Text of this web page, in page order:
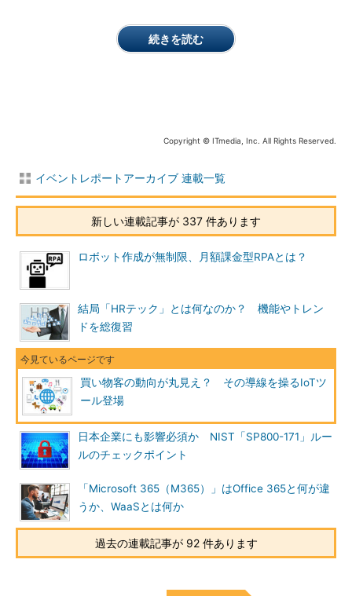
続きを読む
Copyright © ITmedia, Inc. All Rights Reserved.
イベントレポートアーカイブ 連載一覧
新しい連載記事が 337 件あります
ロボット作成が無制限、月額課金型RPAとは？
結局「HRテック」とは何なのか？ 機能やトレン
ドを総復習
買い物客の動向が丸見え？ その導線を操るIoTツ
ール登場
日本企業にも影響必須か NIST「SP800-171」ルー
ルのチェックポイント
「Microsoft 365（M365）」はOffice 365と何が違
うか、WaaSとは何か
過去の連載記事が 92 件あります